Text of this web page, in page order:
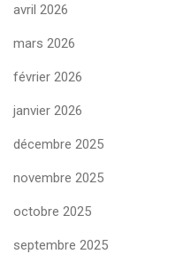
avril 2026
mars 2026
février 2026
janvier 2026
décembre 2025
novembre 2025
octobre 2025
septembre 2025